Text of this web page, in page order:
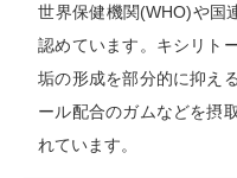
世界保健機関(WHO)や国
認めています。キシリト
垢の形成を部分的に抑え
ール配合のガムなどを摂
れています。